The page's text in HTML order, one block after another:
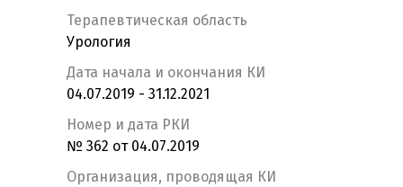
Терапевтическая область
Урология
Дата начала и окончания КИ
04.07.2019 - 31.12.2021
Номер и дата РКИ
№ 362 от 04.07.2019
Организация, проводящая КИ